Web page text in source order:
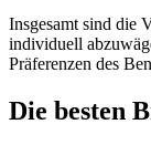
Insgesamt sind die
individuell
Präferenzen des
Die besten